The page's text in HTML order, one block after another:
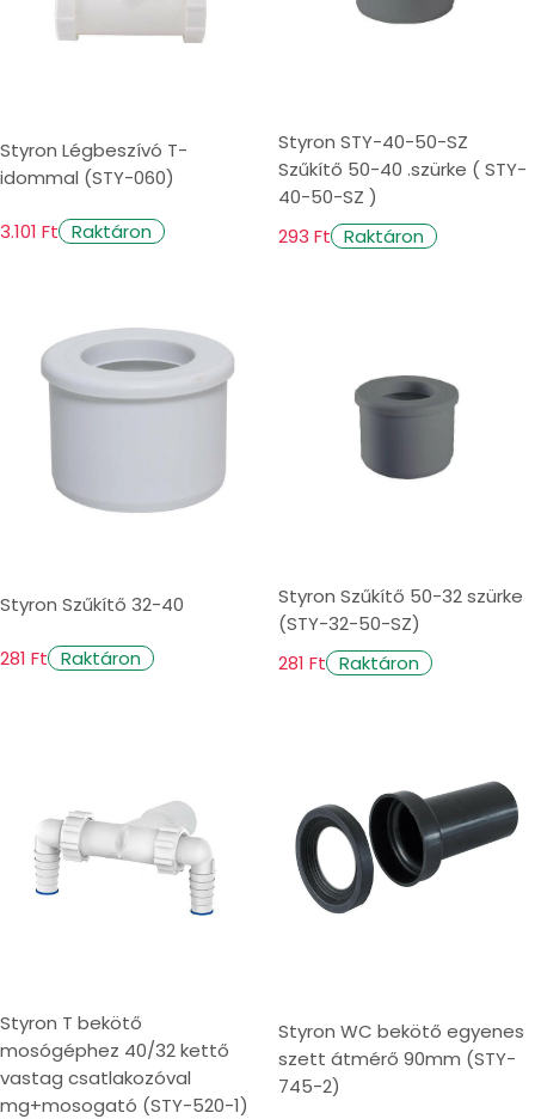
Styron Légbeszívó T-
idommal (STY-060)
3.101 Ft Raktáron
Styron STY-40-50-SZ
Szűkítő 50-40 .szürke ( STY-
40-50-SZ )
293 Ft Raktáron
Styron Szűkítő 32-40
281 Ft Raktáron
Styron Szűkítő 50-32 szürke
(STY-32-50-SZ)
281 Ft Raktáron
Styron T bekötő
mosógéphez 40/32 kettő
vastag csatlakozóval
mg+mosogató (STY-520-1)
Styron WC bekötő egyenes
szett átmérő 90mm (STY-
745-2)